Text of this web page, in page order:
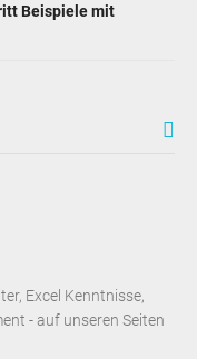
Beispiele mit
Excel Kenntnisse,
- auf unseren Seiten